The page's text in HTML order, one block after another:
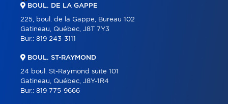
BOUL. DE LA GAPPE
225, boul. de la Gappe, Bureau 102
Gatineau, Québec, J8T 7Y3
Bur.: 819 243-3111
BOUL. ST-RAYMOND
24 boul. St-Raymond suite 101
Gatineau, Québec, J8Y-1R4
Bur.: 819 775-9666